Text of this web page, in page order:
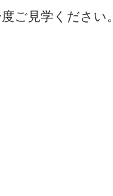
ご見学ください。